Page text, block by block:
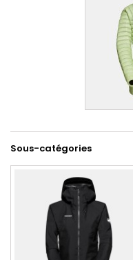
Sous-catégories